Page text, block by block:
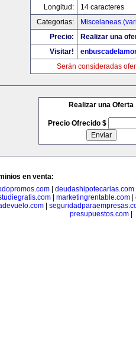
Longitud:
14 caracteres
Categorias:
Miscelaneas
Precio:
Realizar una
Visitar!
Serán consideradas
Realizar una Oferta
Precio Ofrecido $
en venta:
deudashipotecarias.com
marketingrentable.com
presupuestos.com